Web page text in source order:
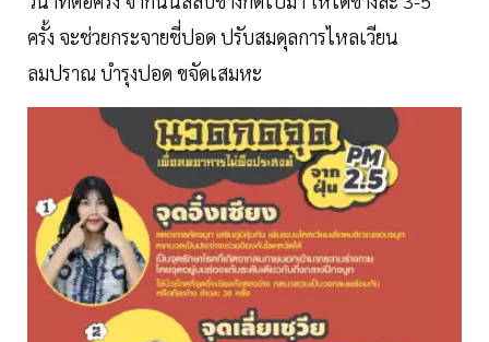
ครั้ง จะช่วยกระจายชี่ปอด ปรับสมดุลการไหลเวียน
ลมปราณ บำรุงปอด ขจัดเสมหะ